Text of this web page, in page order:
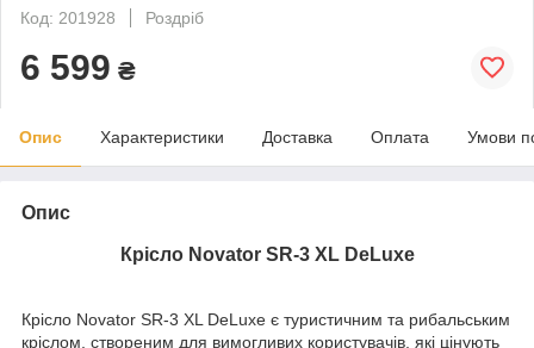
Код: 201928
Роздріб
6 599 ₴
Опис Характеристики Доставка Оплата Умови
Опис
Крісло Novator SR-3 XL DeLuxe
Крісло Novator SR-3 XL DeLuxe є туристичним та рибальським
кріслом, створеним для вимогливих користувачів, які цінують